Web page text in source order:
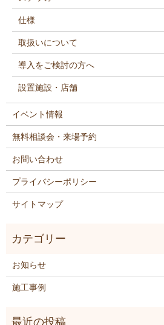
仕様
取扱いについて
導入をご検討の方へ
設置施設・店舗
イベント情報
無料相談会・来場予約
お問い合わせ
プライバシーポリシー
サイトマップ
お知らせ
施工事例